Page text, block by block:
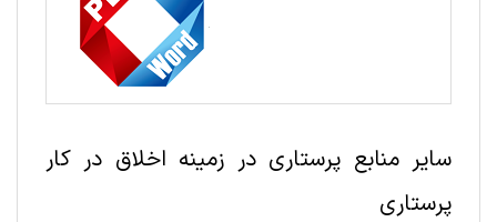
سایر منابع پرستاری در زمینه اخلاق در کار
پرستاری